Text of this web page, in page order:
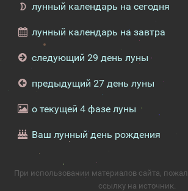
лунный календарь на сегодня
лунный календарь на завтра
следующий 29 день луны
предыдущий 27 день луны
о текущей 4 фазе луны
Ваш лунный день рождения
При использовании материалов сайта,
ссылку на источник.